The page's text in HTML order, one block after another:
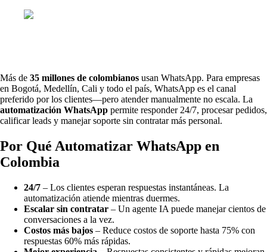
Más de 35 millones de colombianos usan WhatsApp. Para empresas
en Bogotá, Medellín, Cali y todo el país, WhatsApp es el canal
preferido por los clientes—pero atender manualmente no escala. La
automatización WhatsApp permite responder 24/7, procesar pedidos,
calificar leads y manejar soporte sin contratar más personal.
Por Qué Automatizar WhatsApp en
Colombia
24/7 – Los clientes esperan respuestas instantáneas. La
automatización atiende mientras duermes.
Escalar sin contratar – Un agente IA puede manejar cientos de
conversaciones a la vez.
Costos más bajos – Reduce costos de soporte hasta 75% con
respuestas 60% más rápidas.